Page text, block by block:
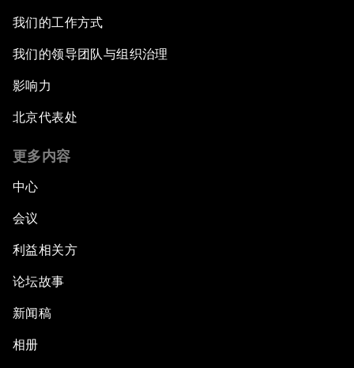
我们的工作方式
我们的领导团队与组织治理
影响力
北京代表处
更多内容
中心
会议
利益相关方
论坛故事
新闻稿
相册